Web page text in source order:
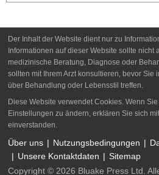
Der Inhalt der Website dient nur zu
Informationen auf dieser Website sollte nicht
medizinische Beratung, Diagnose oder
sollten mit Ihrem Arzt konsultieren, bevor Sie
über Behandlung oder Lebensstil treffen.
Diese Website verwendet Cookies. Wenn
Einstellungen zu ändern, erklären Sie sich
einverstanden.
Über uns Nutzungsbedingungen
Unsere Kontaktdaten
Sitemap
Copyright © 2026 Bluake Press Ltd.